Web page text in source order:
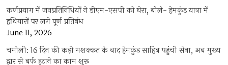
कर्णप्रयाग में जनप्रतिनिधियों ने डीएम-एसपी को घेरा, बोले- हेमकुंड यात्रा में
हथियारों पर लगे पूर्ण प्रतिबंध
June 11, 2026
चमोली: 16 दिन की कड़ी मशक्कत के बाद हेमकुंड साहिब पहुंची सेना, अब मुख्य
द्वार से बर्फ हटाने का काम शुरू